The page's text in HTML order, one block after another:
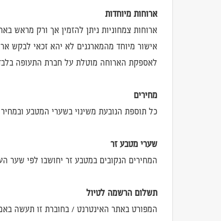
ארוחות מיוחדות
ארוחות צמחוניות ניתן להזמין אך ורק מראש
אישור מיוחד מהמארגנים לא יהא זכאי לבקש
לאספקת הארוחה מוטלת על חברת התעופה
מחירים
כל תוספת הנובעת משינוי בשערי המטבע
שערי מטבע זר
המחירים הנקובים במטבע זר יחושבו לפי שער
תשלום הרשמה לטיול